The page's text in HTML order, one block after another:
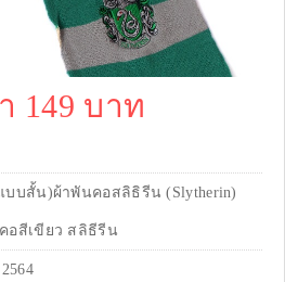
149 บาท
บบสั้น)ผ้าพันคอสลิธิรีน (Slytherin)
อสีเขียว สลิธีรีน